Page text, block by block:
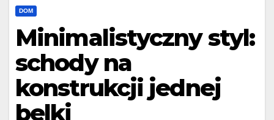
DOM
Minimalistyczny styl:
schody na
konstrukcji jednej
belki